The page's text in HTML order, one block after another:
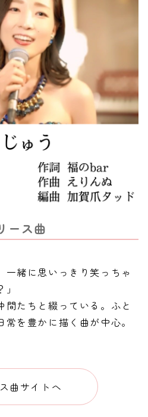
ース曲
一緒に思いっきり笑っちゃ
たちと綴っている。ふと
を豊かに描く曲が中心。
曲サイトへ